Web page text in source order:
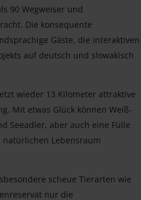
90 Wegweiser und
Die konsequente
Gäste, die interaktiven
auf deutsch und slowakisch
wieder 13 Kilometer attraktive
Mit etwas Glück können Weiß-
Seeadler, aber auch eine Fülle
Lebensraum
scheue Tierarten wie
nur die